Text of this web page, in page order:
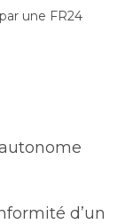
une FR24
d’un